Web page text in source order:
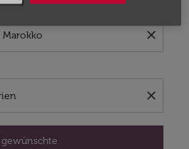
close
close